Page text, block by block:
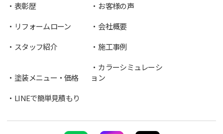
表彰歴
お客様の声
リフォームローン
会社概要
スタッフ紹介
施工事例
塗装メニュー・価格
カラーシミュレーシ
ョン
LINEで簡単見積もり